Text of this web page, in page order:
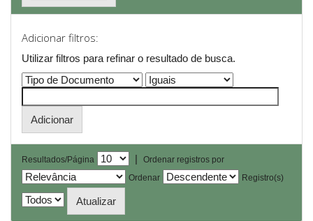
Adicionar filtros:
Utilizar filtros para refinar o resultado de busca.
Resultados/Página |
Ordenar registros por
Ordenar
Registro(s)